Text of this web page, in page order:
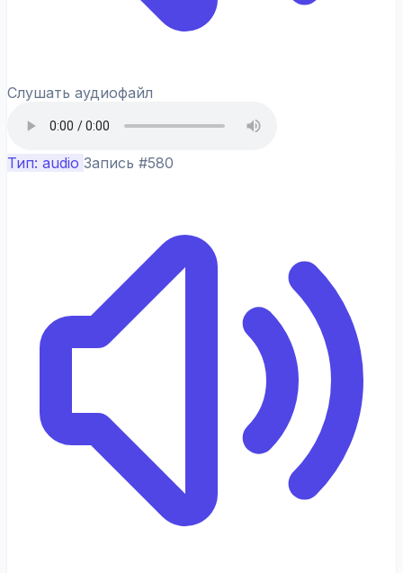
Слушать аудиофайл
Тип: audio Запись #580